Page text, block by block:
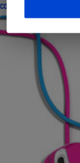
CONSEILS